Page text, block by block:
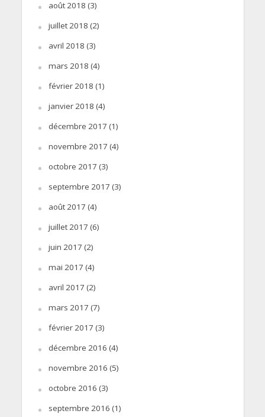
août 2018 (3)
juillet 2018 (2)
avril 2018 (3)
mars 2018 (4)
février 2018 (1)
janvier 2018 (4)
décembre 2017 (1)
novembre 2017 (4)
octobre 2017 (3)
septembre 2017 (3)
août 2017 (4)
juillet 2017 (6)
juin 2017 (2)
mai 2017 (4)
avril 2017 (2)
mars 2017 (7)
février 2017 (3)
décembre 2016 (4)
novembre 2016 (5)
octobre 2016 (3)
septembre 2016 (1)